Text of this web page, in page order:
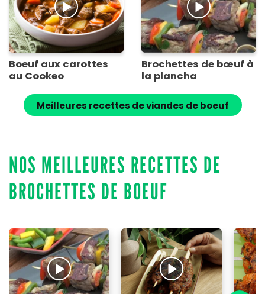
Boeuf aux carottes
au Cookeo
Brochettes de bœuf à
la plancha
Meilleures recettes de viandes de boeuf
NOS MEILLEURES RECETTES DE
BROCHETTES DE BOEUF